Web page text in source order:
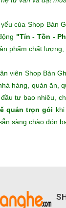
của Shop Bàn
"Tín - Tồn -
phẩm chất
viên Shop Bàn
hàng, quán ăn,
tư bao nhiêu,
quán trọn gói
sàng chào đón